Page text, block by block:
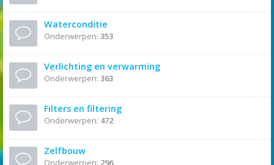
Waterconditie
Onderwerpen: 353
Verlichting en verwarming
Onderwerpen: 363
Filters en filtering
Onderwerpen: 472
Zelfbouw
Onderwerpen: 296